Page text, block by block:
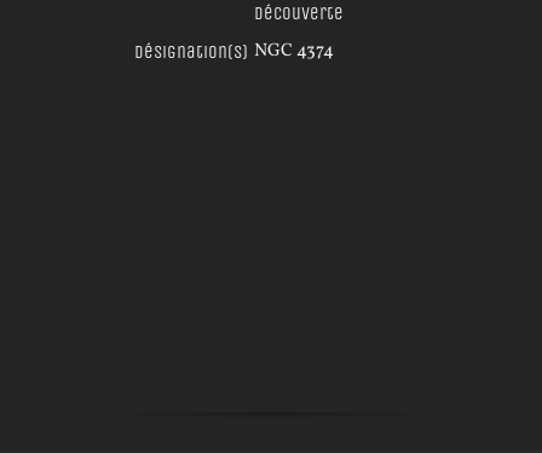
Découverte
Désignation(s) NGC 4374